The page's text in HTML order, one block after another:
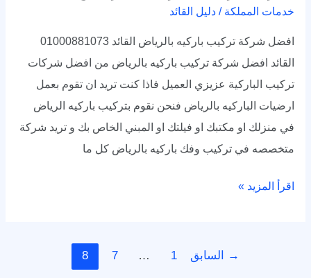
خدمات المملكة / دليل القائد
افضل شركة تركيب باركيه بالرياض القائد 01000881073
القائد افضل شركة تركيب باركيه بالرياض من افضل شركات
تركيب الباركية عزيزي العميل فاذا كنت تريد ان تقوم بعمل
ارضيات الباركيه بالرياض فنحن نقوم بتركيب باركيه الرياض
في منزلك او مكتبك او فيلتك او المبني الخاص بك و تريد شركة
متخصصه في تركيب وفك باركيه بالرياض كل ما
تركيب
اقرأ المزيد »
→ السابق 1
…
7
8